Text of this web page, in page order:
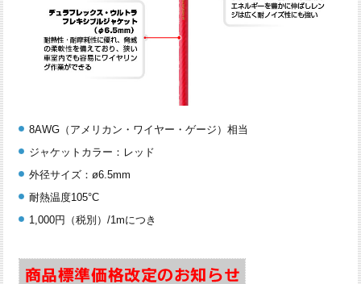
8AWG（アメリカン・ワイヤー・ゲージ）相当
ジャケットカラー：レッド
外径サイズ：ø6.5mm
耐熱温度105°C
1,000円（税別）/1mにつき